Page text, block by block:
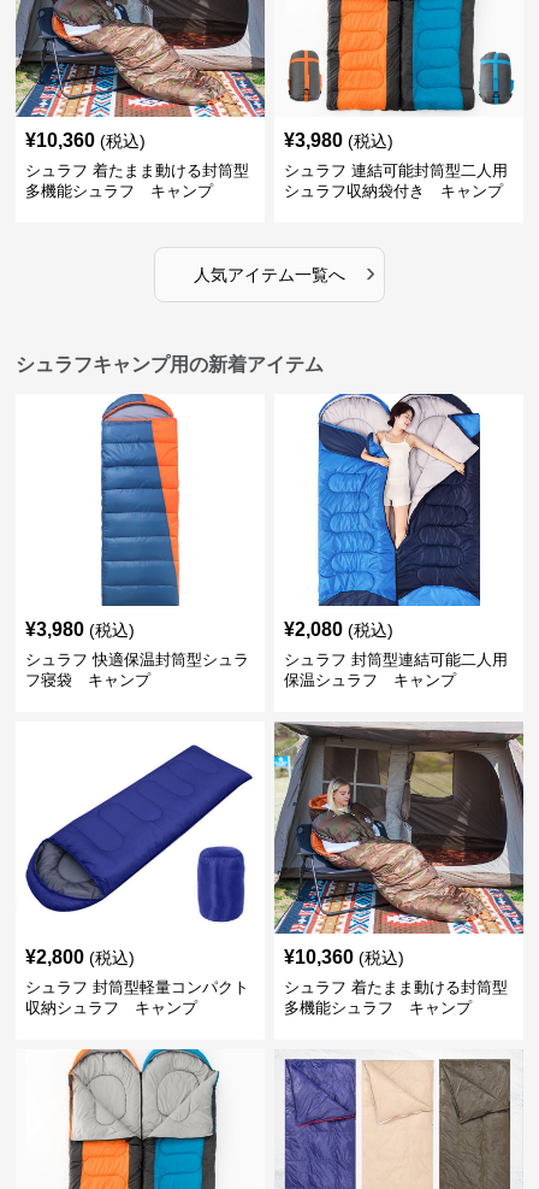
¥10,360 (税込)
シュラフ 着たまま動ける封筒型
多機能シュラフ キャンプ
¥3,980 (税込)
シュラフ 連結可能封筒型二人用
シュラフ収納袋付き キャンプ
人気アイテム一覧へ ›
シュラフキャンプ用の新着アイテム
¥3,980 (税込)
シュラフ 快適保温封筒型シュラ
フ寝袋 キャンプ
¥2,080 (税込)
シュラフ 封筒型連結可能二人用
保温シュラフ キャンプ
¥2,800 (税込)
シュラフ 封筒型軽量コンパクト
収納シュラフ キャンプ
¥10,360 (税込)
シュラフ 着たまま動ける封筒型
多機能シュラフ キャンプ